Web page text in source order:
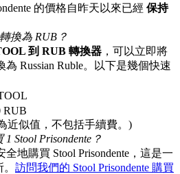
勵
的價格自昨天以來已經 保持
換為 RUB？
到 RUB 轉換器 ，可以立即將
為 Russian Ruble。以下是幾個快速
RUB
近似值，不包括手續費。)
Stool Prisondente？
全地購買 Stool Prisondente，這是一
訪問我們的 Stool Prisondente 購買